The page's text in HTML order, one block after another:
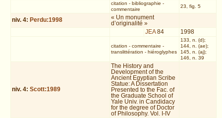
citation - bibliographie -
commentaire
23, fig. 5
niv. 4: Perdu:1998
« Un monument
d’originalité »
JEA84 1998
citation - commentaire -
translittération - hiéroglyphes
133, n. (d);
144, n. (ae);
145, n. (aj);
146, n. 39
niv. 4:Scott:1989
The History and
Development of the
Ancient Egyptian Scribe
Statue: A Dissertation
Presented to the Fac. of
the Graduate School of
Yale Univ. in Candidacy
for the degree of Doctor
of Philosophy. Vol. I-IV